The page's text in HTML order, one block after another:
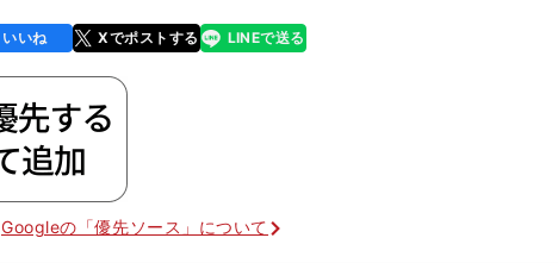
いいね Xでポストする
line LINEで送る
Googleの「優先ソース」について